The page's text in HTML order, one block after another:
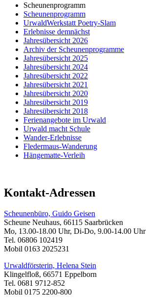
Scheunenprogramm
Scheunenprogramm
UrwaldWerkstatt Poetry-Slam
Erlebnisse demnächst
Jahresübersicht 2026
Archiv der Scheunenprogramme
Jahresübersicht 2025
Jahresübersicht 2024
Jahresübersicht 2022
Jahresübersicht 2021
Jahresübersicht 2020
Jahresübersicht 2019
Jahresübersicht 2018
Ferienangebote im Urwald
Urwald macht Schule
Wander-Erlebnisse
Fledermaus-Wanderung
Hängematte-Verleih
Kontakt-Adressen
Scheunenbüro, Guido Geisen
Scheune Neuhaus, 66115 Saarbrücken
Mo, 13.00-18.00 Uhr, Di-Do, 9.00-14.00 Uhr
Tel. 06806 102419
Mobil 0163 2025231
Urwaldförsterin, Helena Stein
Klingelfloß, 66571 Eppelborn
Tel. 0681 9712-852
Mobil 0175 2200-800